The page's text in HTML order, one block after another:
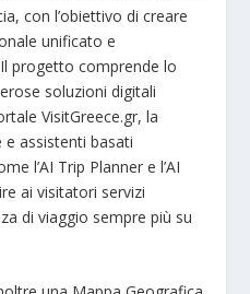
con l’obiettivo di creare
unificato e
progetto comprende lo
soluzioni digitali
VisitGreece.gr, la
assistenti basati
l’AI Trip Planner e l’AI
ai visitatori servizi
di viaggio sempre più su